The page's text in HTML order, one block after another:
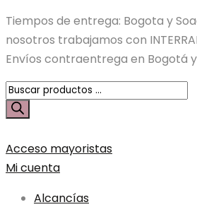
Tiempos de entrega: Bogota y
nosotros trabajamos con
Envíos contraentrega en Bogotá
Búsqueda
de
Acceso mayoristas
Mi cuenta
Alcancías